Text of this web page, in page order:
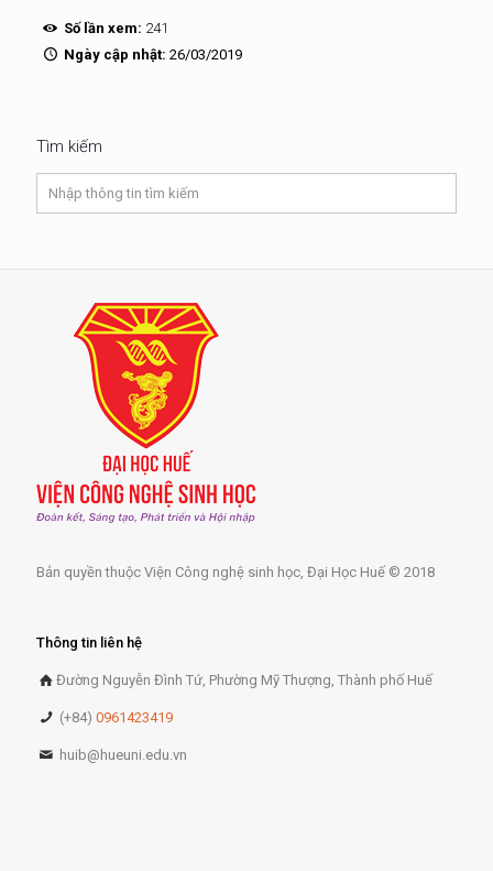
Số lần xem: 241
Ngày cập nhật: 26/03/2019
Tìm kiếm
Bản quyền thuộc Viện Công nghệ sinh học, Đại Học Huế © 2018
Thông tin liên hệ
Đường Nguyễn Đình Tứ, Phường Mỹ Thượng, Thành phố Huế
(+84)0961423419
huib@hueuni.edu.vn